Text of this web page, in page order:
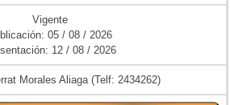
Vigente
05 / 08 / 2026
12 / 08 / 2026
Morales Aliaga (Telf: 2434262)